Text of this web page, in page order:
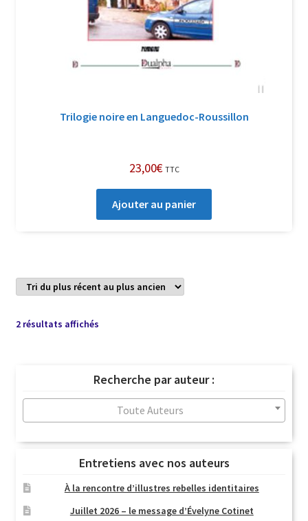
Trilogie noire en Languedoc-Roussillon
23,00€ TTC
Ajouter au panier
2 résultats affichésTrié
au
plus
ancien
Recherche par auteur :
Toute Auteurs
Entretiens avec nos auteurs
À la rencontre d’illustres rebelles identitaires
Juillet 2026 – le message d’Évelyne Cotinet